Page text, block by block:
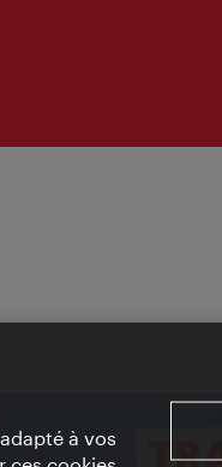
à vos